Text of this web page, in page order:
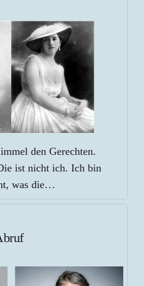
den Gerechten.
ist nicht ich. Ich bin
was die…